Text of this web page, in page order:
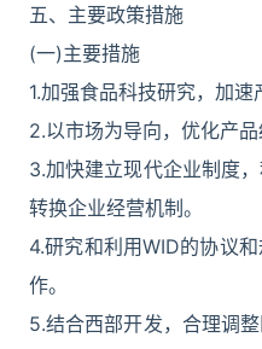
五、主要政策措施
(一)主要措施
1.加强食品科技研究，加速
2.以市场为导向，优化产品
3.加快建立现代企业制度
转换企业经营机制。
4.研究和利用WID的协议
作。
5.结合西部开发，合理调